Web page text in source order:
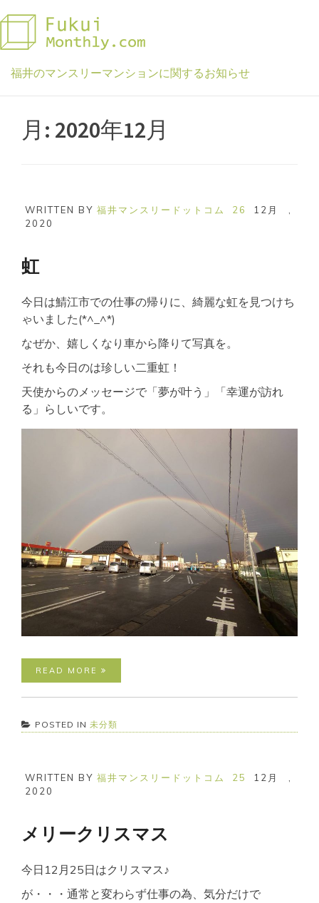
to
content
福井のマンスリーマンションに関するお知らせ
月: 2020年12月
WRITTEN BY 福井マンスリードットコム 26 12月
,
2020
虹
今日は鯖江市での仕事の帰りに、綺麗な虹を見つけち
ゃいました(*^_^*)
なぜか、嬉しくなり車から降りて写真を。
それも今日のは珍しい二重虹！
天使からのメッセージで「夢が叶う」「幸運が訪れ
る」らしいです。
READ MORE
POSTED IN 未分類
WRITTEN BY 福井マンスリードットコム 25 12月
,
2020
メリークリスマス
今日12月25日はクリスマス♪
が・・・通常と変わらず仕事の為、気分だけで